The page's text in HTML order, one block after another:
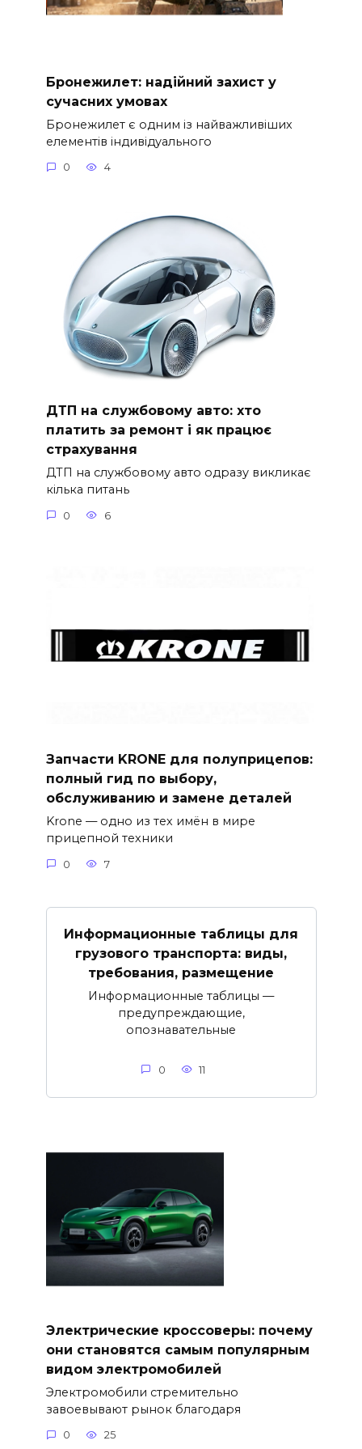
Бронежилет: надійний захист у
сучасних умовах
Бронежилет є одним із найважливіших
елементів індивідуального
0 4
ДТП на службовому авто: хто
платить за ремонт і як працює
страхування
ДТП на службовому авто одразу викликає
кілька питань
0 6
Запчасти KRONE для полуприцепов:
полный гид по выбору,
обслуживанию и замене деталей
Krone — одно из тех имён в мире
прицепной техники
0 7
Информационные таблицы для
грузового транспорта: виды,
требования, размещение
Информационные таблицы —
предупреждающие,
опознавательные
0 11
Электрические кроссоверы: почему
они становятся самым популярным
видом электромобилей
Электромобили стремительно
завоевывают рынок благодаря
0 25